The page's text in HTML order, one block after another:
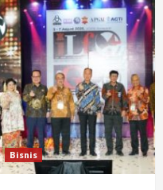
Bisnis